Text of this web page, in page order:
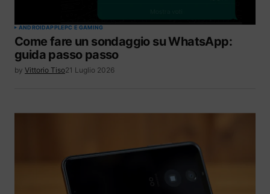
ANDROIDAPPLEPC E GAMING
Come fare un sondaggio su WhatsApp:
guida passo passo
by Vittorio Tiso21 Luglio 2026